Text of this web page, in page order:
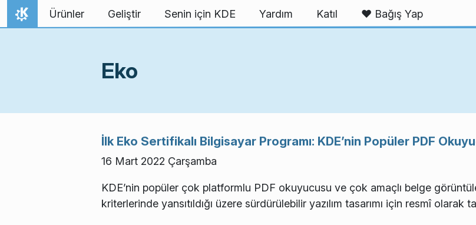
İçeriğe atla
Ana Sayfa
Ürünler Geliştir Senin için KDE Yardım Katıl ❤️ Bağış Yap
Eko
İlk Eko Sertifikalı Bilgisayar Programı: KDE’nin Popüler PDF
16 Mart 2022 Çarşamba
KDE’nin popüler çok platformlu PDF okuyucusu ve çok amaçlı belge
kriterlerinde yansıtıldığı üzere sürdürülebilir yazılım tasarımı için resmî olarak